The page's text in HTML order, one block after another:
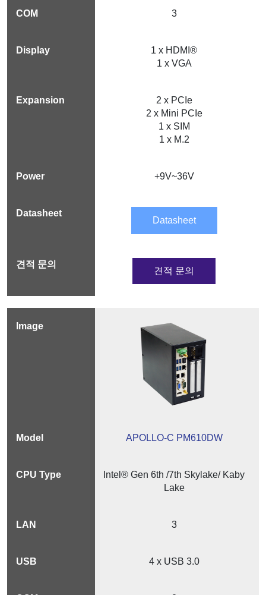
3
1 x HDMI®
1 x VGA
2 x PCIe
2 x Mini PCIe
1 x SIM
1 x M.2
+9V~36V
Datasheet
견적 문의
APOLLO-C PM610DW
Intel® Gen 6th /7th Skylake/ Kaby
Lake
3
4 x USB 3.0